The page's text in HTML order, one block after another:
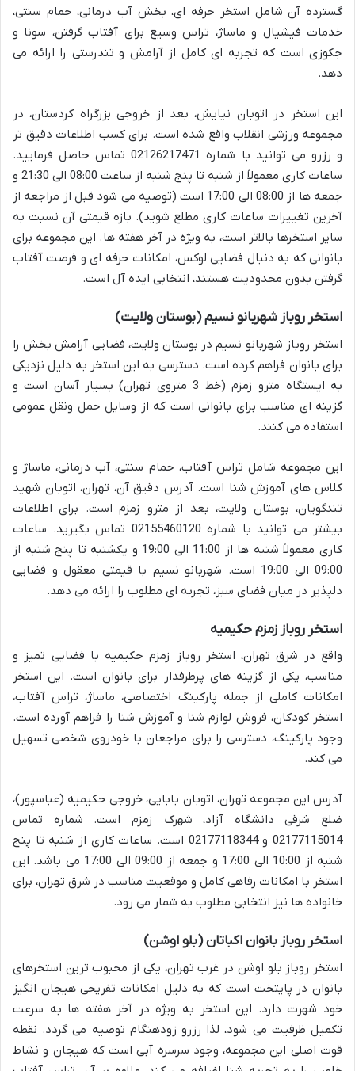
گسترده آن شامل استخر حرفه ای، بخش آب درمانی، حمام سنتی،
خدمات فیشیال و ماساژ، تراس وسیع برای آفتاب گرفتن، سونا و
جکوزی است که تجربه ای کامل از آرامش و تندرستی را ارائه می
دهد.
این استخر در اتوبان نیایش، بعد از خروجی بزرگراه کردستان، در
مجموعه ورزشی انقلاب واقع شده است. برای کسب اطلاعات دقیق تر
و رزرو می توانید با شماره 02126217471 تماس حاصل فرمایید.
ساعات کاری معمولاً از شنبه تا پنج شنبه از ساعت 08:00 الی 21:30 و
جمعه ها از 08:00 الی 17:00 است (توصیه می شود قبل از مراجعه از
آخرین تغییرات ساعات کاری مطلع شوید). بازه قیمتی آن نسبت به
سایر استخرها بالاتر است، به ویژه در آخر هفته ها. این مجموعه برای
بانوانی که به دنبال فضایی لوکس، امکانات حرفه ای و فرصت آفتاب
گرفتن بدون محدودیت هستند، انتخابی ایده آل است.
استخر روباز شهربانو نسیم (بوستان ولایت)
استخر روباز شهربانو نسیم در بوستان ولایت، فضایی آرامش بخش را
برای بانوان فراهم کرده است. دسترسی به این استخر به دلیل نزدیکی
به ایستگاه مترو زمزم (خط 3 متروی تهران) بسیار آسان است و
گزینه ای مناسب برای بانوانی است که از وسایل حمل ونقل عمومی
استفاده می کنند.
این مجموعه شامل تراس آفتاب، حمام سنتی، آب درمانی، ماساژ و
کلاس های آموزش شنا است. آدرس دقیق آن، تهران، اتوبان شهید
تندگویان، بوستان ولایت، بعد از مترو زمزم است. برای اطلاعات
بیشتر می توانید با شماره 02155460120 تماس بگیرید. ساعات
کاری معمولاً شنبه ها از 11:00 الی 19:00 و یکشنبه تا پنج شنبه از
09:00 الی 19:00 است. شهربانو نسیم با قیمتی معقول و فضایی
دلپذیر در میان فضای سبز، تجربه ای مطلوب را ارائه می دهد.
استخر روباز زمزم حکیمیه
واقع در شرق تهران، استخر روباز زمزم حکیمیه با فضایی تمیز و
مناسب، یکی از گزینه های پرطرفدار برای بانوان است. این استخر
امکانات کاملی از جمله پارکینگ اختصاصی، ماساژ، تراس آفتاب،
استخر کودکان، فروش لوازم شنا و آموزش شنا را فراهم آورده است.
وجود پارکینگ، دسترسی را برای مراجعان با خودروی شخصی تسهیل
می کند.
آدرس این مجموعه تهران، اتوبان بابایی، خروجی حکیمیه (عباسپور)،
ضلع شرقی دانشگاه آزاد، شهرک زمزم است. شماره تماس
02177115014 و 02177118344 است. ساعات کاری از شنبه تا پنج
شنبه از 10:00 الی 17:00 و جمعه از 09:00 الی 17:00 می باشد. این
استخر با امکانات رفاهی کامل و موقعیت مناسب در شرق تهران، برای
خانواده ها نیز انتخابی مطلوب به شمار می رود.
استخر روباز بانوان اکباتان (بلو اوشن)
استخر روباز بلو اوشن در غرب تهران، یکی از محبوب ترین استخرهای
بانوان در پایتخت است که به دلیل امکانات تفریحی هیجان انگیز
خود شهرت دارد. این استخر به ویژه در آخر هفته ها به سرعت
تکمیل ظرفیت می شود، لذا رزرو زودهنگام توصیه می گردد. نقطه
قوت اصلی این مجموعه، وجود سرسره آبی است که هیجان و نشاط